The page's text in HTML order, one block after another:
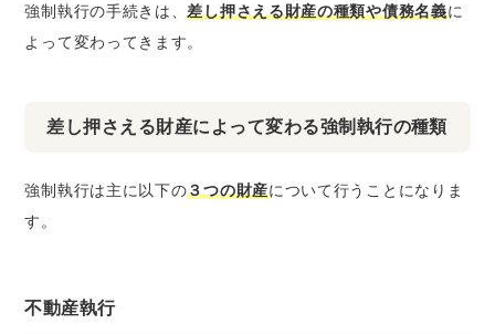
強制執行の手続きは、差し押さえる財産の種類や債務名義に
よって変わってきます。
差し押さえる財産によって変わる強制執行の種類
強制執行は主に以下の３つの財産について行うことになりま
す。
不動産執行